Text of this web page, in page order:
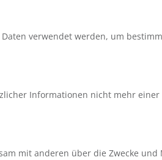
verwendet werden, um
Informationen nicht mehr
mit anderen über die Zwecke